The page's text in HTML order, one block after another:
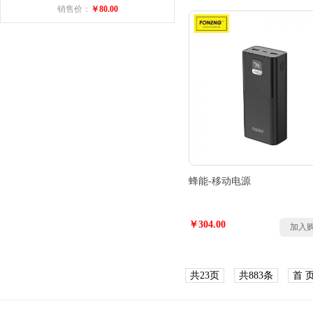
销售价： ￥80.00
蜂能-移动电源
￥304.00 加入
共23页 共883条 首